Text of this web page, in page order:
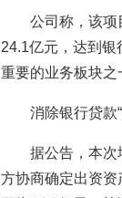
公司称，该项
24.1亿元，达到
重要的业务板块之
消除银行贷款
据公告，本次
方协商确定出资